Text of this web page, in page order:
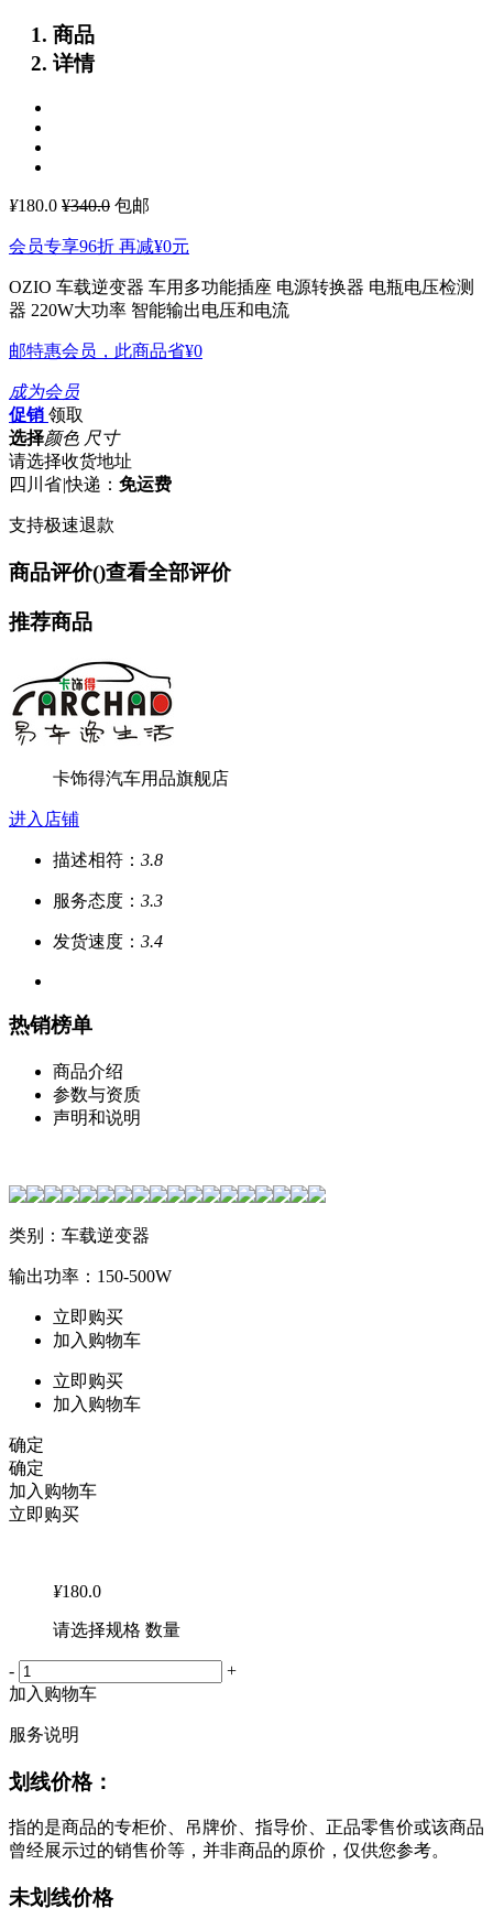
商品
详情
¥180.0 ¥340.0 包邮
会员专享96折 再减¥0元
OZIO 车载逆变器 车用多功能插座 电源转换器 电瓶电压检测
器 220W大功率 智能输出电压和电流
邮特惠会员，此商品省¥0
成为会员
促销 领取
选择颜色 尺寸
请选择收货地址
四川省|快递： 免运费
支持极速退款
商品评价()查看全部评价
推荐商品
卡饰得汽车用品旗舰店
进入店铺
描述相符： 3.8
服务态度： 3.3
发货速度： 3.4
热销榜单
商品介绍
参数与资质
声明和说明
类别：车载逆变器
输出功率：150-500W
立即购买
加入购物车
立即购买
加入购物车
确定
确定
加入购物车
立即购买
¥180.0
请选择规格 数量
-
+
加入购物车
服务说明
划线价格：
指的是商品的专柜价、吊牌价、指导价、正品零售价或该商品
曾经展示过的销售价等，并非商品的原价，仅供您参考。
未划线价格